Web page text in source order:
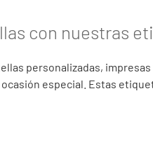
con nuestras
personalizadas,
especial. Estas